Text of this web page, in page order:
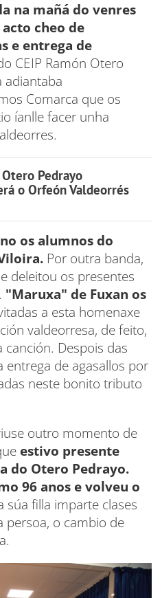
na mañá do venres
cheo de
e entrega de
CEIP Ramón Otero
adiantaba
Comarca que os
íanlle facer unha
Pedrayo
o Orfeón Valdeorrés
os alumnos do
Por outra banda,
deleitou os presentes
"Maruxa" de Fuxan os
a esta homenaxe
valdeorresa, de feito,
Despois das
de agasallos por
neste bonito tributo
outro momento de
estivo presente
do Otero Pedrayo.
96 anos e volveu o
filla imparte clases
o cambio de